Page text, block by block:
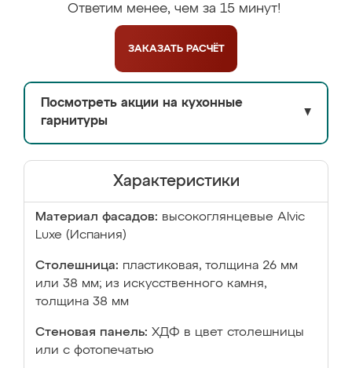
Ответим менее, чем за 15 минут!
ЗАКАЗАТЬ РАСЧЁТ
Посмотреть акции на кухонные
гарнитуры
▼
Характеристики
Материал фасадов: высокоглянцевые Аlvic
Luxe (Испания)
Столешница: пластиковая, толщина 26 мм
или 38 мм; из искусственного камня,
толщина 38 мм
Стеновая панель: ХДФ в цвет столешницы
или с фотопечатью